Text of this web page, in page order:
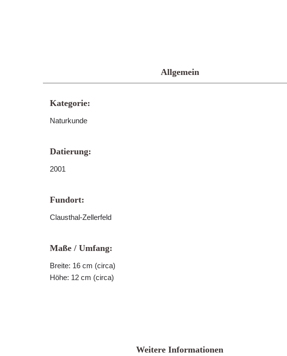
Allgemein
Kategorie:
Naturkunde
Datierung:
2001
Fundort:
Clausthal-Zellerfeld
Maße / Umfang:
Breite: 16 cm (circa)
Höhe: 12 cm (circa)
Weitere Informationen